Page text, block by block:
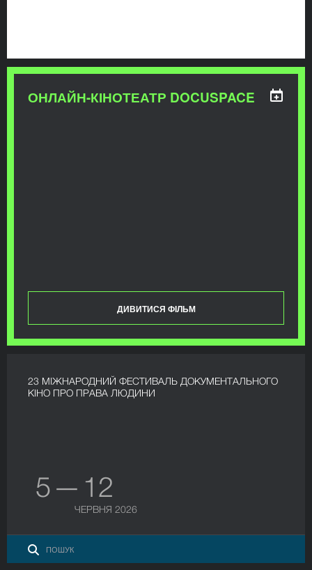
ОНЛАЙН-КІНОТЕАТР DOCUSPACE
ДИВИТИСЯ ФІЛЬМ
23 МІЖНАРОДНИЙ ФЕСТИВАЛЬ ДОКУМЕНТАЛЬНОГО
КІНО ПРО ПРАВА ЛЮДИНИ
5 — 12
ЧЕРВНЯ 2026